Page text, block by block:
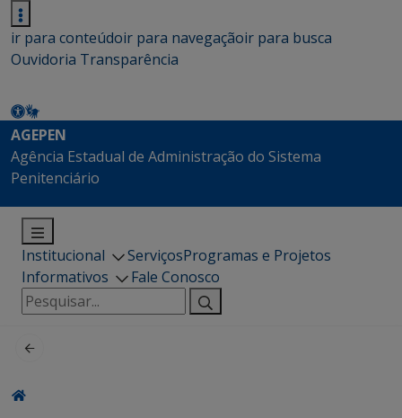
ir para conteúdoir para navegaçãoir para busca
Ouvidoria Transparência
AGEPEN
Agência Estadual de Administração do Sistema
Penitenciário
Institucional ServiçosProgramas e Projetos
Informativos
Fale Conosco
Pesquisar
por: